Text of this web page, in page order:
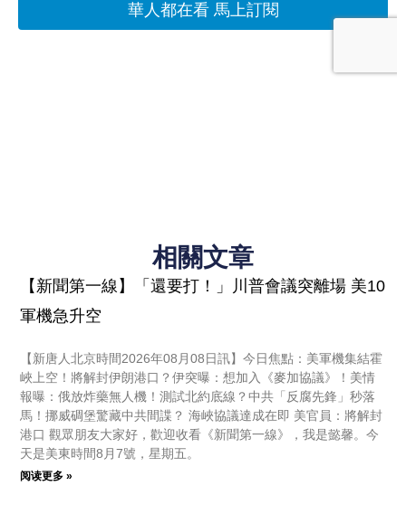
相關文章
【新聞第一線】「還要打！」川普會議突離場 美10
軍機急升空
【新唐人北京時間2026年08月08日訊】今日焦點：美軍機集結霍
峽上空！將解封伊朗港口？伊突曝：想加入《麥加協議》！美情
報曝：俄放炸藥無人機！測試北約底線？中共「反腐先鋒」秒落
馬！挪威碉堡驚藏中共間諜？ 海峽協議達成在即 美官員：將解封
港口 觀眾朋友大家好，歡迎收看《新聞第一線》，我是懿馨。今
天是美東時間8月7號，星期五。
阅读更多 »